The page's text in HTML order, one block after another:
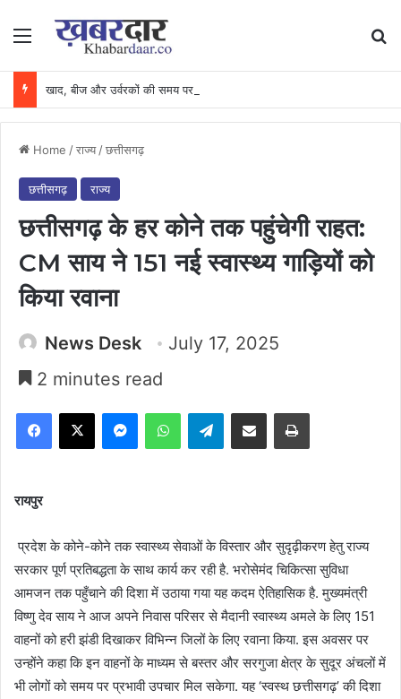
Menu
Home /राज्य /छत्तीसगढ़
छत्तीसगढ़ राज्य
छत्तीसगढ़ के हर कोने तक पहुंचेगी राहत:
CM साय ने 151 नई स्वास्थ्य गाड़ियों को
किया रवाना
News Desk
July 17, 2025
2 minutes read
Facebook
X MessengerWhatsAppTelegramShare via Email Print
रायपुर
प्रदेश के कोने-कोने तक स्वास्थ्य सेवाओं के विस्तार और सुदृढ़ीकरण हेतु राज्य
सरकार पूर्ण प्रतिबद्धता के साथ कार्य कर रही है. भरोसेमंद चिकित्सा सुविधा
आमजन तक पहुँचाने की दिशा में उठाया गया यह कदम ऐतिहासिक है. मुख्यमंत्री
विष्णु देव साय ने आज अपने निवास परिसर से मैदानी स्वास्थ्य अमले के लिए 151
वाहनों को हरी झंडी दिखाकर विभिन्न जिलों के लिए रवाना किया. इस अवसर पर
उन्होंने कहा कि इन वाहनों के माध्यम से बस्तर और सरगुजा क्षेत्र के सुदूर अंचलों में
भी लोगों को समय पर प्रभावी उपचार मिल सकेगा. यह ‘स्वस्थ छत्तीसगढ़’ की दिशा